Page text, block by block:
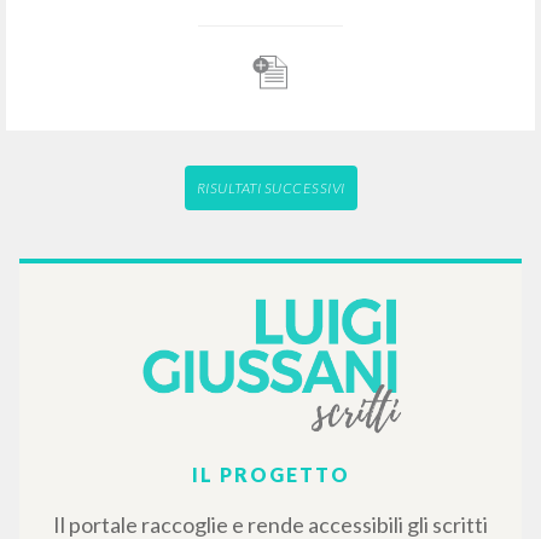
RISULTATI SUCCESSIVI
IL PROGETTO
Il portale raccoglie e rende accessibili gli scritti